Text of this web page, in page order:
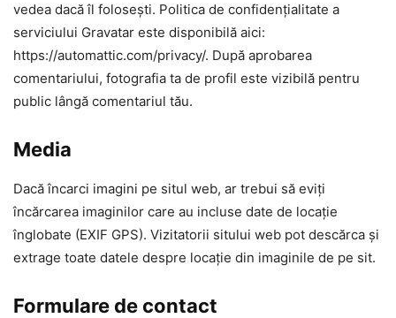
vedea dacă îl folosești. Politica de confidențialitate a
serviciului Gravatar este disponibilă aici:
https://automattic.com/privacy/. După aprobarea
comentariului, fotografia ta de profil este vizibilă pentru
public lângă comentariul tău.
Media
Dacă încarci imagini pe situl web, ar trebui să eviți
încărcarea imaginilor care au incluse date de locație
înglobate (EXIF GPS). Vizitatorii sitului web pot descărca și
extrage toate datele despre locație din imaginile de pe sit.
Formulare de contact